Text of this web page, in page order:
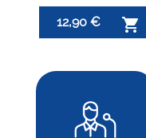
Commune
12,90 € 